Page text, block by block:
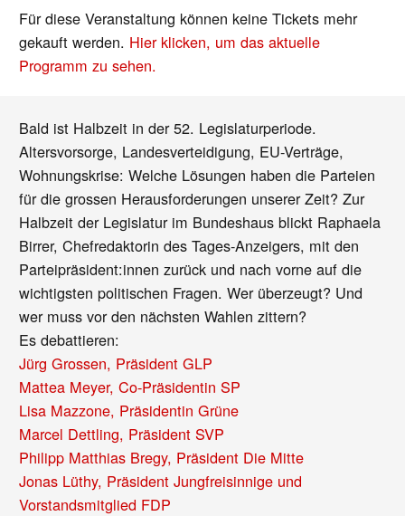
Für diese Veranstaltung können keine Tickets mehr
gekauft werden. Hier klicken, um das aktuelle
Programm zu sehen.
Bald ist Halbzeit in der 52. Legislaturperiode.
Altersvorsorge, Landesverteidigung, EU-Verträge,
Wohnungskrise: Welche Lösungen haben die Parteien
für die grossen Herausforderungen unserer Zeit? Zur
Halbzeit der Legislatur im Bundeshaus blickt Raphaela
Birrer, Chefredaktorin des Tages-Anzeigers, mit den
Parteipräsident:innen zurück und nach vorne auf die
wichtigsten politischen Fragen. Wer überzeugt? Und
wer muss vor den nächsten Wahlen zittern?
Es debattieren:
Jürg Grossen, Präsident GLP
Mattea Meyer, Co-Präsidentin SP
Lisa Mazzone, Präsidentin Grüne
Marcel Dettling, Präsident SVP
Philipp Matthias Bregy, Präsident Die Mitte
Jonas Lüthy, Präsident Jungfreisinnige und
Vorstandsmitglied FDP